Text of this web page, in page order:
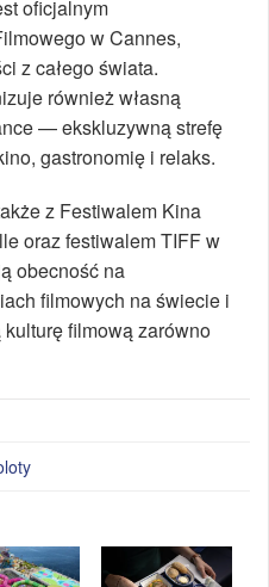
oficjalnym
w Cannes,
z całego świata.
również własną
— ekskluzywną strefę
gastronomię i relaks.
z Festiwalem Kina
oraz festiwalem TIFF w
obecność na
filmowych na świecie i
filmową zarówno